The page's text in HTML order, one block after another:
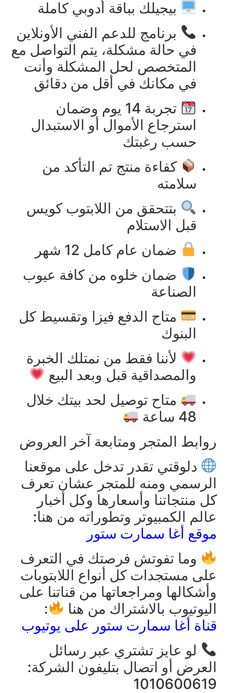
بيجيلك بباقة أدوبي كاملة
برنامج للدعم الفني الأونلاين
في حالة مشكلة، يتم التواصل مع
المتخصص لحل المشكلة وأنت
في مكانك في أقل من دقائق
تجربة 14 يوم وضمان
استرجاع الأموال أو الاستبدال
حسب رغبتك
كفاءة منتج تم التأكد من
سلامته
بتتحقق من اللابتوب كويس
قبل الاستلام
ضمان عام كامل 12 شهر
ضمان خلوه من كافة عيوب
الصناعة
متاح الدفع فيزا وتقسيط كل
البنوك
لأننا فقط من نمتلك الخبرة
والمصداقية قبل وبعد البيع
متاح توصيل لحد بيتك خلال
48 ساعة
روابط المتجر ومتابعة آخر العروض
دلوقتي تقدر تدخل على موقعنا
الرسمي ومنه للمتجر عشان تعرف
كل منتجاتنا وأسعارها وكل أخبار
عالم الكمبيوتر وتطوراته من هنا:
موقع أغا سمارت ستور
وما تفوتش فرصتك في التعرف
على مستجدات كل أنواع اللابتوبات
وأشكالها ومراجعاتها من قناتنا على
اليوتيوب بالاشتراك من هنا
:
قناة أغا سمارت ستور على يوتيوب
لو عايز تشتري عبر رسائل
العرض أو اتصال بتليفون الشركة:
1010600619